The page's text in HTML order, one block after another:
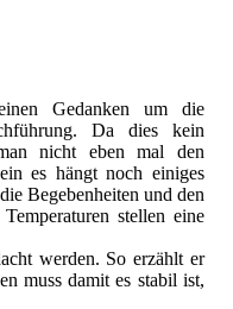
Gedanken um die
Da dies kein
nicht eben mal den
es hängt noch einiges
Begebenheiten und den
stellen eine
werden. So erzählt er
muss damit es stabil ist,